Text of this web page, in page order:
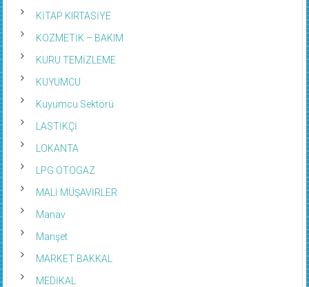
KİTAP KIRTASİYE
KOZMETİK – BAKIM
KURU TEMİZLEME
KUYUMCU
Kuyumcu Sektörü
LASTİKÇİ
LOKANTA
LPG OTOGAZ
MALİ MÜŞAVİRLER
Manav
Manşet
MARKET BAKKAL
MEDİKAL